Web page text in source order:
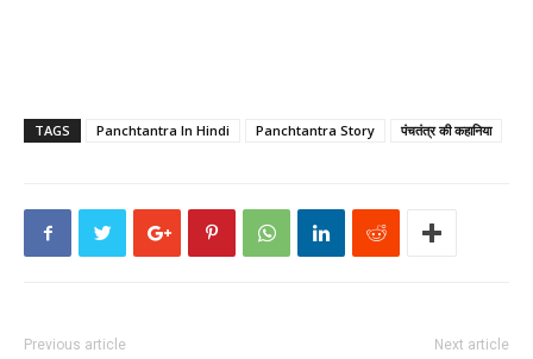
TAGS Panchtantra In Hindi Panchtantra Story पंचतंत्र की कहानिया
Previous article Next article